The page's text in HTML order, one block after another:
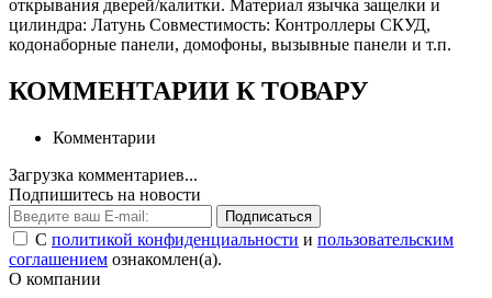
открывания дверей/калитки. Материал язычка защелки и
цилиндра: Латунь Совместимость: Контроллеры СКУД,
кодонаборные панели, домофоны, вызывные панели и т.п.
КОММЕНТАРИИ К ТОВАРУ
Комментарии
Загрузка комментариев...
Подпишитесь на новости
Подписаться
С политикой конфиденциальности и пользовательским
соглашением ознакомлен(а).
О компании